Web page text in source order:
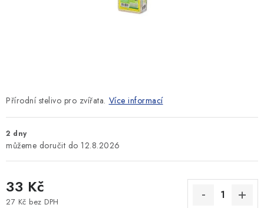
Přírodní stelivo pro zvířata. Více informací
2 dny
12.8.2026
33 Kč
27 Kč bez DPH